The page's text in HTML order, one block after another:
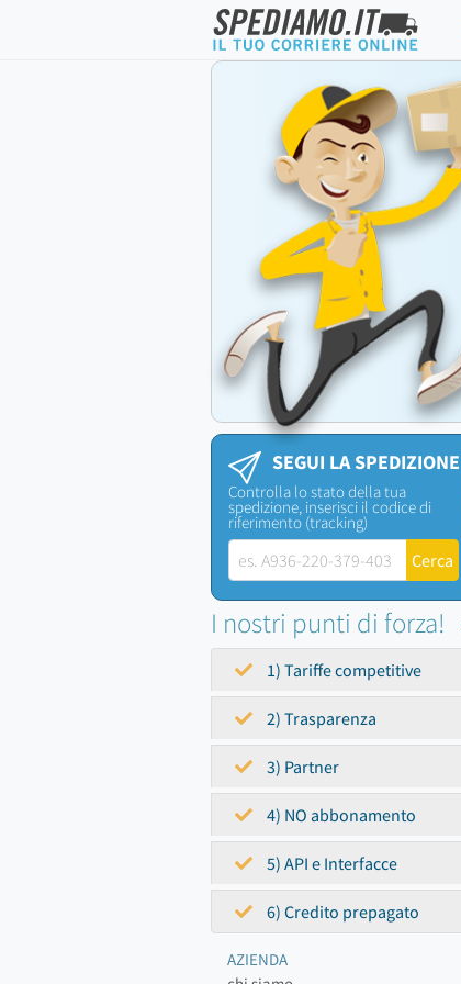
SEGUI LA SPEDIZIONE
Controlla lo stato della tua
spedizione, inserisci il codice di
riferimento (tracking)
I nostri punti di forza!
1) Tariffe competitive
2) Trasparenza
3) Partner
4) NO abbonamento
5) API e Interfacce
6) Credito prepagato
AZIENDA